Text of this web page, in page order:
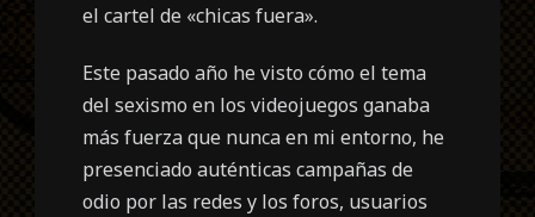
el cartel de «chicas fuera».
Este pasado año he visto cómo el tema
del sexismo en los videojuegos ganaba
más fuerza que nunca en mi entorno, he
presenciado auténticas campañas de
odio por las redes y los foros, usuarios